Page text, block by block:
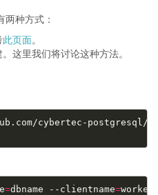
两种方式：
此页面。
这里我们将讨论这种方法。
=dbname --clientname=